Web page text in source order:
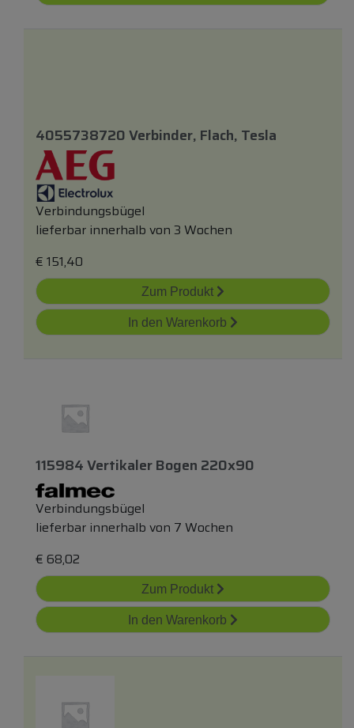
4055738720 Verbinder, Flach, Tesla
Verbindungsbügel
lieferbar innerhalb von 3 Wochen
€ 151,40
Zum Produkt
In den Warenkorb
115984 Vertikaler Bogen 220x90
Verbindungsbügel
lieferbar innerhalb von 7 Wochen
€ 68,02
Zum Produkt
In den Warenkorb